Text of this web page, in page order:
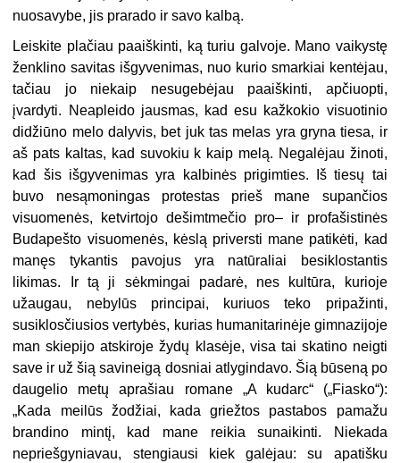
nuosavybe, jis prarado ir savo kalbą.
Leiskite plačiau paaiškinti, ką turiu galvoje. Mano vaikystę
ženklino savitas išgyvenimas, nuo kurio smarkiai kentėjau,
tačiau jo niekaip nesugebėjau paaiš­kinti, apčiuopti,
įvardyti. Neapleido jausmas, kad esu kažkokio visuotinio
didžiū­no melo dalyvis, bet juk tas melas yra gryna tiesa, ir
aš pats kaltas, kad suvokiu k kaip melą. Negalėjau žinoti,
kad šis išgyvenimas yra kalbinės prigimties. Iš tiesų tai
buvo nesąmoningas protestas prieš mane supančios
visuomenės, ketvir­tojo dešimtmečio pro– ir profašistinės
Budapešto visuomenės, kėslą priversti ma­ne patikėti, kad
manęs tykantis pavojus yra natūraliai besiklostantis
likimas. Ir tą ji sėkmingai padarė, nes kultūra, kurioje
užaugau, nebylūs principai, kuriuos teko pripažinti,
susiklosčiusios vertybės, kurias humanitarinėje gimnazijoje
man skiepijo atskiroje žydų klasėje, visa tai skatino neigti
save ir už šią savineigą dos­niai atlygindavo. Šią būseną po
daugelio metų aprašiau romane „A kudarc“ („Fiasko“):
„Kada meilūs žodžiai, kada griežtos pastabos pamažu
brandino mintį, kad mane reikia sunaikinti. Niekada
nepriešgyniavau, stengiausi kiek galėjau: su apatišku